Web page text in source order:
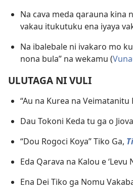
Na cava meda qarauna kina
vakau itukutuku ena iyaya
Na ibalebale ni ivakaro mo
nona bula” na wekamu (
ULUTAGA NI VULI
“Au na Kurea na Veimatanitu
Dau Tokoni Keda tu ga o
“Dou Rogoci Koya” Tiko Ga,
Eda Qarava na Kalou e ‘Levu
Ena Dei Tiko ga Nomu